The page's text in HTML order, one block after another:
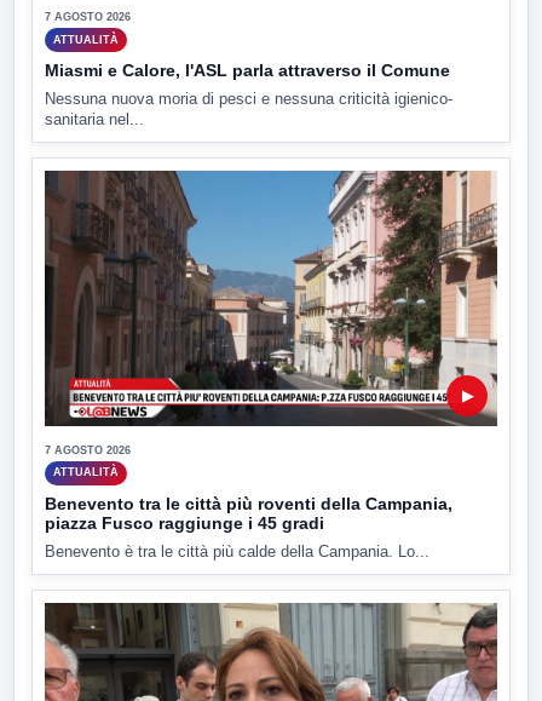
7 AGOSTO 2026
ATTUALITÀ
Miasmi e Calore, l'ASL parla attraverso il Comune
Nessuna nuova moria di pesci e nessuna criticità igienico-
sanitaria nel...
▶
7 AGOSTO 2026
ATTUALITÀ
Benevento tra le città più roventi della Campania,
piazza Fusco raggiunge i 45 gradi
Benevento è tra le città più calde della Campania. Lo...